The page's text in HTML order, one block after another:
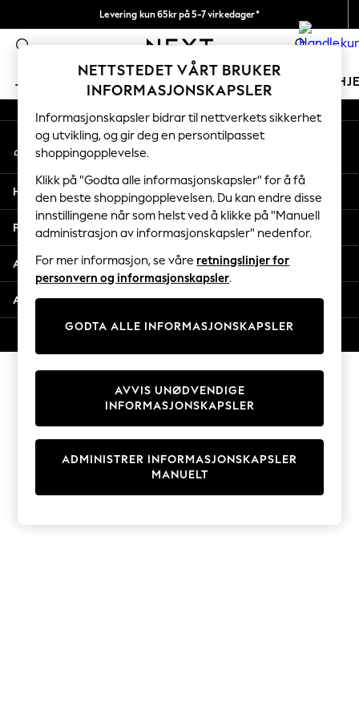
Levering kun 65kr på 5-7 virkedager*
Vi betaler alle tollavgifter 0
JENTER GUTTER BABY KVINNER
GIRLS
New In
50 - 92cm (0 - 24 months)
98 - 110cm (3 - 5 years)
116 - 134cm (6 - 9 years)
140 - 174cm (10 - 15+ years)
Trending: Top & Short Sets
Trending: Clogs
Toy Story
THE SET
Coats & Jackets
Sweatshirts & Hoodies
Knitwear
Cardigans
Dresses
Sets & Outfits
T-Shirts
An error occurred on client
Våre sosiale nettverk
Min konto
Logg inn på kontoen din
Hjelp
Personvern & Juridisk
Avdelinger
Andre tjenester
NETTSTEDET VÅRT BRUKER
INFORMASJONSKAPSLER
Informasjonskapsler bidrar til nettverkets sikkerhet
og utvikling, og gir deg en persontilpasset
shoppingopplevelse.
Klikk på "Godta alle informasjonskapsler" for å få
den beste shoppingopplevelsen. Du kan endre disse
innstillingene når som helst ved å klikke på "Manuell
administrasjon av informasjonskapsler" nedenfor.
For mer informasjon, se våre retningslinjer for
personvern og informasjonskapsler.
GODTA ALLE INFORMASJONSKAPSLER
ADMINISTRER INFORMASJONSKAPSLER
MANUELT
AVVIS UNØDVENDIGE
INFORMASJONSKAPSLER